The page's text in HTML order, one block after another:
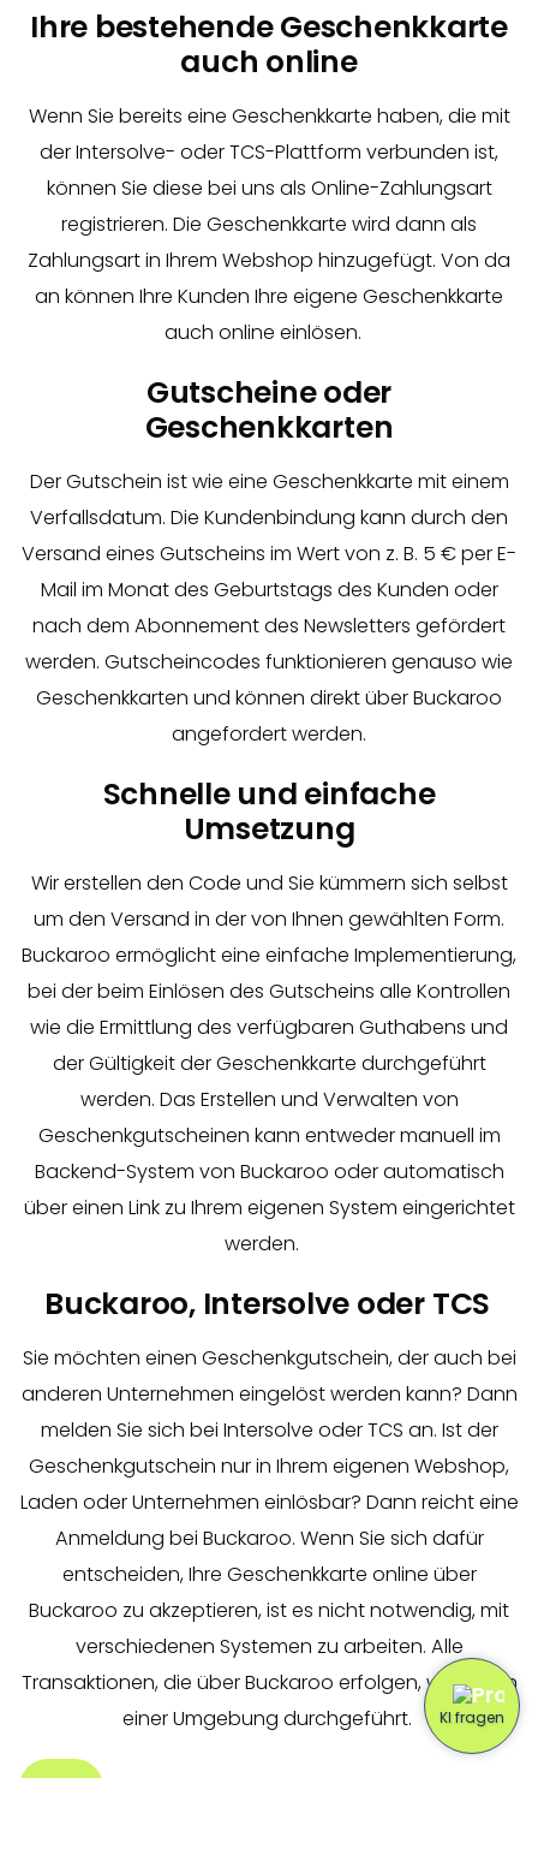
Ihre bestehende Geschenkkarte
auch online
Wenn Sie bereits eine Geschenkkarte haben, die mit
der Intersolve- oder TCS-Plattform verbunden ist,
können Sie diese bei uns als Online-Zahlungsart
registrieren. Die Geschenkkarte wird dann als
Zahlungsart in Ihrem Webshop hinzugefügt. Von da
an können Ihre Kunden Ihre eigene Geschenkkarte
auch online einlösen.
Gutscheine oder
Geschenkkarten
Der Gutschein ist wie eine Geschenkkarte mit einem
Verfallsdatum. Die Kundenbindung kann durch den
Versand eines Gutscheins im Wert von z. B. 5 € per E-
Mail im Monat des Geburtstags des Kunden oder
nach dem Abonnement des Newsletters gefördert
werden. Gutscheincodes funktionieren genauso wie
Geschenkkarten und können direkt über Buckaroo
angefordert werden.
Schnelle und einfache
Umsetzung
Wir erstellen den Code und Sie kümmern sich selbst
um den Versand in der von Ihnen gewählten Form.
Buckaroo ermöglicht eine einfache Implementierung,
bei der beim Einlösen des Gutscheins alle Kontrollen
wie die Ermittlung des verfügbaren Guthabens und
der Gültigkeit der Geschenkkarte durchgeführt
werden. Das Erstellen und Verwalten von
Geschenkgutscheinen kann entweder manuell im
Backend-System von Buckaroo oder automatisch
über einen Link zu Ihrem eigenen System eingerichtet
werden.
Buckaroo, Intersolve oder TCS
Sie möchten einen Geschenkgutschein, der auch bei
anderen Unternehmen eingelöst werden kann? Dann
melden Sie sich bei Intersolve oder TCS an. Ist der
Geschenkgutschein nur in Ihrem eigenen Webshop,
Laden oder Unternehmen einlösbar? Dann reicht eine
Anmeldung bei Buckaroo. Wenn Sie sich dafür
entscheiden, Ihre Geschenkkarte online über
Buckaroo zu akzeptieren, ist es nicht notwendig, mit
verschiedenen Systemen zu arbeiten. Alle
Transaktionen, die über Buckaroo erfolgen, werden in
einer Umgebung durchgeführt.